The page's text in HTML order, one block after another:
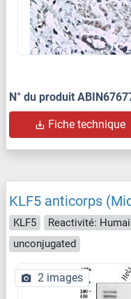
N° du produit
Fiche technique
KLF5 anticorps
KLF5 Reactivité:
unconjugated
2 images